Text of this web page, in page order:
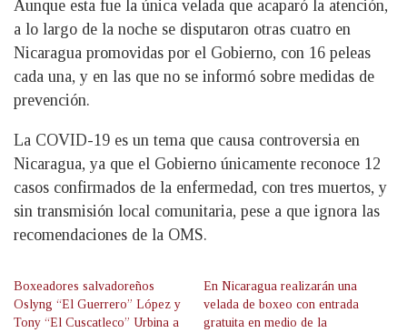
Aunque esta fue la única velada que acaparó la atención,
a lo largo de la noche se disputaron otras cuatro en
Nicaragua promovidas por el Gobierno, con 16 peleas
cada una, y en las que no se informó sobre medidas de
prevención.
La COVID-19 es un tema que causa controversia en
Nicaragua, ya que el Gobierno únicamente reconoce 12
casos confirmados de la enfermedad, con tres muertos, y
sin transmisión local comunitaria, pese a que ignora las
recomendaciones de la OMS.
Boxeadores salvadoreños
Oslyng “El Guerrero” López y
Tony “El Cuscatleco” Urbina a
En Nicaragua realizarán una
velada de boxeo con entrada
gratuita en medio de la